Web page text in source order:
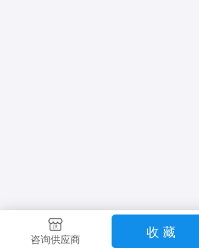
咨询供应商 收 藏